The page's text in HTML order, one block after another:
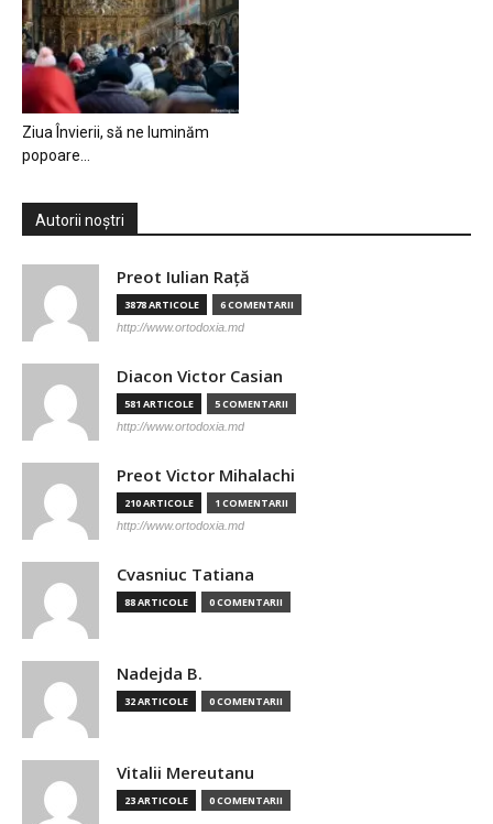
Ziua Învierii, să ne luminăm
popoare…
Autorii noștri
Preot Iulian Raţă
3878 ARTICOLE 6 COMENTARII
http://www.ortodoxia.md
Diacon Victor Casian
581 ARTICOLE 5 COMENTARII
http://www.ortodoxia.md
Preot Victor Mihalachi
210 ARTICOLE 1 COMENTARII
http://www.ortodoxia.md
Cvasniuc Tatiana
88 ARTICOLE 0 COMENTARII
Nadejda B.
32 ARTICOLE 0 COMENTARII
Vitalii Mereutanu
23 ARTICOLE 0 COMENTARII